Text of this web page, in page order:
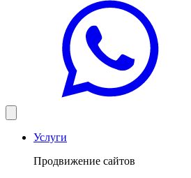
Услуги
Продвижение сайтов